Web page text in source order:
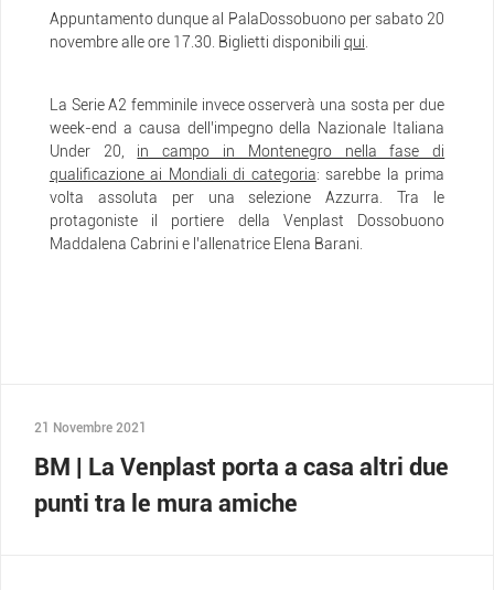
Appuntamento dunque al PalaDossobuono per sabato 20
novembre alle ore 17.30. Biglietti disponibili qui.
La Serie A2 femminile invece osserverà una sosta per due
week-end a causa dell’impegno della Nazionale Italiana
Under 20, in campo in Montenegro nella fase di
qualificazione ai Mondiali di categoria: sarebbe la prima
volta assoluta per una selezione Azzurra. Tra le
protagoniste il portiere della Venplast Dossobuono
Maddalena Cabrini e l’allenatrice Elena Barani.
21 Novembre 2021
BM | La Venplast porta a casa altri due
punti tra le mura amiche